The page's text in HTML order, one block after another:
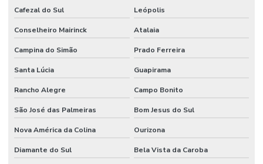
Cafezal do Sul Leópolis
Conselheiro Mairinck Atalaia
Campina do Simão Prado Ferreira
Santa Lúcia Guapirama
Rancho Alegre Campo Bonito
São José das Palmeiras Bom Jesus do Sul
Nova América da Colina Ourizona
Diamante do Sul Bela Vista da Caroba